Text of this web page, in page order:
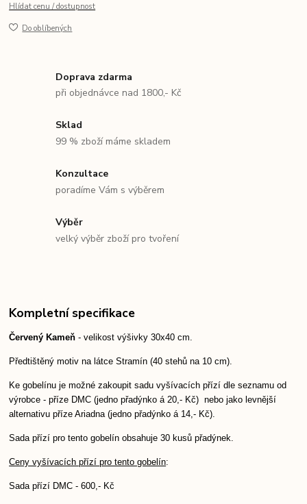
Hlídat cenu / dostupnost
Do oblíbených
Doprava zdarma
při objednávce nad 1800,- Kč
Sklad
99 % zboží máme skladem
Konzultace
poradíme Vám s výběrem
Výběr
velký výběr zboží pro tvoření
Kompletní specifikace
Červený Kameň - velikost výšivky 30x40 cm.
Předtištěný motiv na látce Stramín (40 stehů na 10 cm).
Ke gobelínu je možné zakoupit sadu vyšívacích přízí dle seznamu od
výrobce - příze DMC (jedno přadýnko á 20,- Kč) nebo jako levnější
alternativu příze Ariadna (jedno přadýnko á 14,- Kč).
Sada přízí pro tento gobelín obsahuje 30 kusů přadýnek.
Ceny vyšívacích přízí pro tento gobelín:
Sada přízí DMC - 600,- Kč